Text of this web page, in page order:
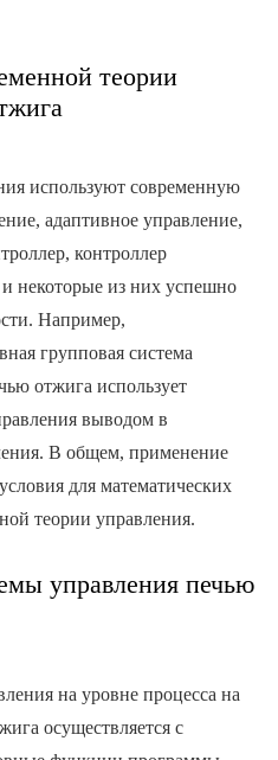
теории
используют современную
адаптивное управление,
контроллер
некоторые из них успешно
Например,
групповая система
отжига использует
выводом в
В общем, применение
для математических
теории управления.
управления печью
на уровне процесса на
осуществляется с